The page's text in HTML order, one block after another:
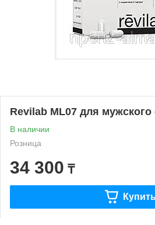
Revilab ML07 для мужского
В наличии
Розница
34 300 ₸